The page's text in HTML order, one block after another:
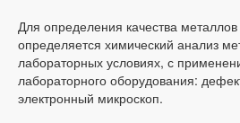
Для определения качества
определяется химический анализ
лабораторных условиях, с
лабораторного оборудования:
электронный микроскоп.